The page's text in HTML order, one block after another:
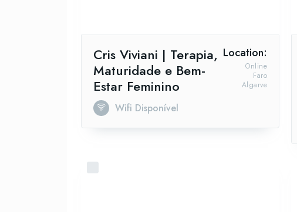
Cris Viviani | Terapia,
Maturidade e Bem-
Estar Feminino
Wifi Disponível
Location:
Algarve
Faro
Online